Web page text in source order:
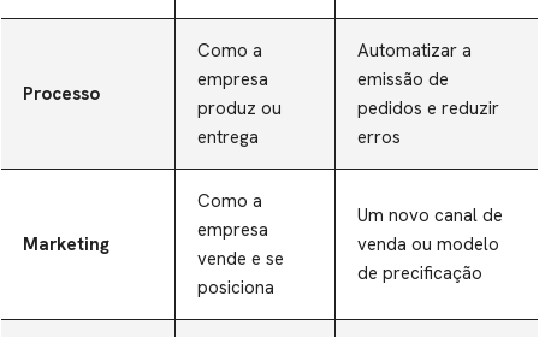
Processo
Como a
empresa
produz ou
entrega
Automatizar a
emissão de
pedidos e reduzir
erros
Marketing
Como a
empresa
vende e se
posiciona
Um novo canal de
venda ou modelo
de precificação